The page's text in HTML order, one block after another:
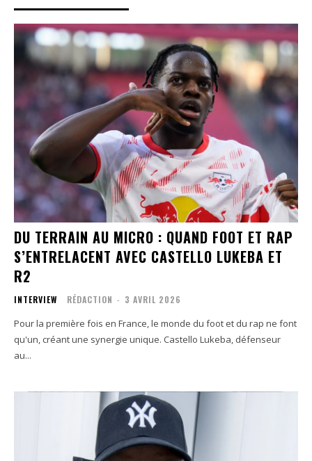
DU TERRAIN AU MICRO : QUAND FOOT ET RAP
S’ENTRELACENT AVEC CASTELLO LUKEBA ET
R2
INTERVIEW RÉDACTION - 3 AVRIL 2026
Pour la première fois en France, le monde du foot et du rap ne font
qu'un, créant une synergie unique. Castello Lukeba, défenseur
au...